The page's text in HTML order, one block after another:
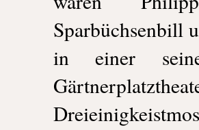
Sparbüchsenbill
in einer